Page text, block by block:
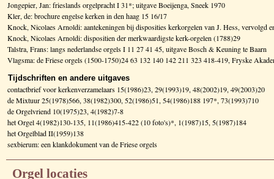
Jongepier, Jan: frieslands orgelpracht I 31*; uitgave Boeijenga, Sneek 1970
Kler, de: brochure engelse kerken in den haag 15 16/17
Knock, Nicolaes Arnoldi: aantekeningen bij disposities kerkorgelen van J. Hess,
Knock, Nicolaes Arnoldi: dispositien der merkwaardigste kerk-orgelen (1788)29
Talstra, Frans: langs nederlandse orgels I 11 27 41 45, uitgave Bosch & Keuning te Baarn
Vlagsma: de Friese orgels (1500-1750)24 63 132 140 142 211 323 418-419, Fryske
Tijdschriften en andere uitgaves
contactbrief voor kerkenverzamelaars 15(1986)23, 29(1993)19, 48(2002)19, 49(2003)20
de Mixtuur 25(1978)566, 38(1982)300, 52(1986)51, 54(1986)188 197*, 73(1993)710
de Orgelvriend 10(1975)23, 4(1982)7-8
het Orgel 4(1982)130-135, 11(1986)415-422 (10 foto's)*, 1(1987)15, 5(1987)184
het Orgelblad II(1959)138
sexbierum: een klankdokument van de Friese orgels
Orgel locaties